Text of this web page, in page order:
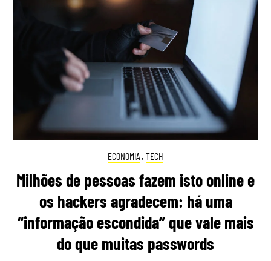
ECONOMIA , TECH
Milhões de pessoas fazem isto online e
os hackers agradecem: há uma
“informação escondida” que vale mais
do que muitas passwords